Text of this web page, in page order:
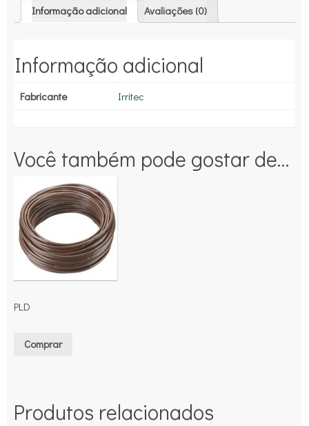
Informação adicional Avaliações (0)
Informação adicional
Fabricante Irritec
Você também pode gostar de…
PLD
Comprar
Produtos relacionados